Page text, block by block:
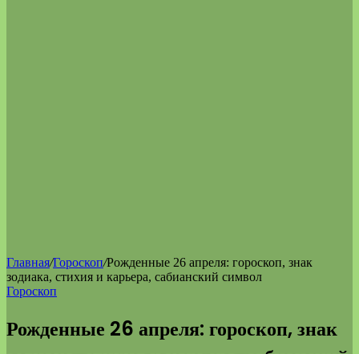
Главная/Гороскоп/Рожденные 26 апреля: гороскоп, знак
зодиака, стихия и карьера, сабианский символ
Гороскоп
Рожденные 26 апреля: гороскоп, знак